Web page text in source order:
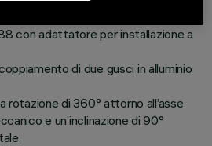
con adattatore per installazione a
di due gusci in alluminio
di 360° attorno all’asse
e un’inclinazione di 90°